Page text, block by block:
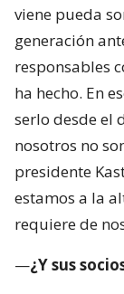
viene pueda
generación
responsables
ha hecho. En
serlo desde el
nosotros no
presidente
estamos a la
requiere de
—¿Y sus